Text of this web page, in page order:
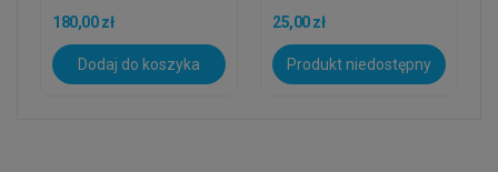
180,00 zł
Dodaj do koszyka
25,00 zł
Produkt niedostępny